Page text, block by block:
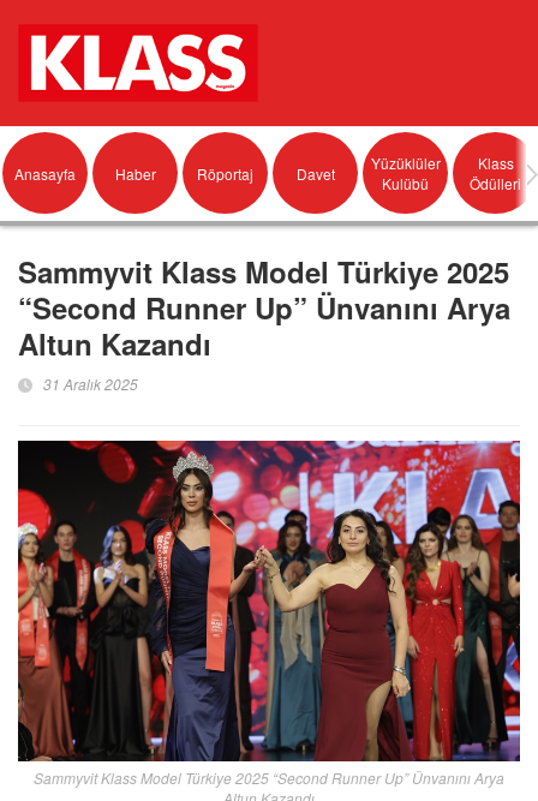
Anasayfa Haber Röportaj Davet
Yüzüklüler
Kulübü
Klass
Ödülleri
Sammyvit Klass Model Türkiye 2025
“Second Runner Up” Ünvanını Arya
Altun Kazandı
31 Aralık 2025
Sammyvit Klass Model Türkiye 2025 “Second Runner Up” Ünvanını Arya